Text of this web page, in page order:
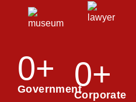
Government
0+
Corporate
0+